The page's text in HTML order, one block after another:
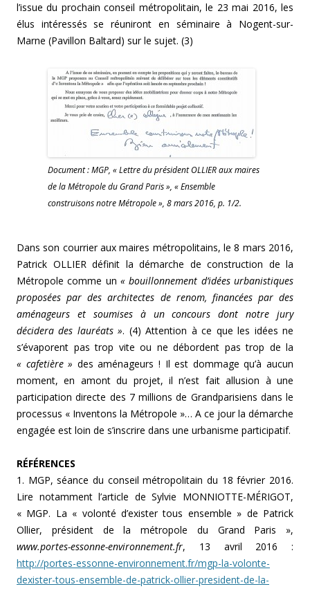
l’issue du prochain conseil métropolitain, le 23 mai 2016, les
élus intéressés se réuniront en séminaire à Nogent-sur-
Marne (Pavillon Baltard) sur le sujet. (3)
Document : MGP, « Lettre du président OLLIER aux maires
de la Métropole du Grand Paris », « Ensemble
construisons notre Métropole », 8 mars 2016, p. 1/2.
Dans son courrier aux maires métropolitains, le 8 mars 2016,
Patrick OLLIER définit la démarche de construction de la
Métropole comme un « bouillonnement d’idées urbanistiques
proposées par des architectes de renom, financées par des
aménageurs et soumises à un concours dont notre jury
décidera des lauréats ». (4) Attention à ce que les idées ne
s’évaporent pas trop vite ou ne débordent pas trop de la
« cafetière » des aménageurs ! Il est dommage qu’à aucun
moment, en amont du projet, il n’est fait allusion à une
participation directe des 7 millions de Grandparisiens dans le
processus « Inventons la Métropole »… A ce jour la démarche
engagée est loin de s’inscrire dans une urbanisme participatif.
RÉFÉRENCES
1. MGP, séance du conseil métropolitain du 18 février 2016.
Lire notamment l’article de Sylvie MONNIOTTE-MÉRIGOT,
« MGP. La « volonté d’exister tous ensemble » de Patrick
Ollier, président de la métropole du Grand Paris »,
www.portes-essonne-environnement.fr, 13 avril 2016 :
http://portes-essonne-environnement.fr/mgp-la-volonte-
dexister-tous-ensemble-de-patrick-ollier-president-de-la-